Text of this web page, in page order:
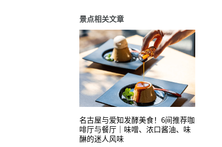
景点相关文章
名古屋与爱知发酵美食！6间推荐咖
啡厅与餐厅｜味噌、浓口酱油、味
醂的迷人风味